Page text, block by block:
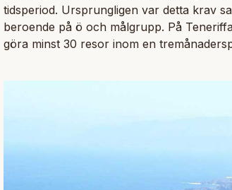
tidsperiod. Ursprungligen var detta krav
beroende på ö och målgrupp. På
göra minst 30 resor inom en